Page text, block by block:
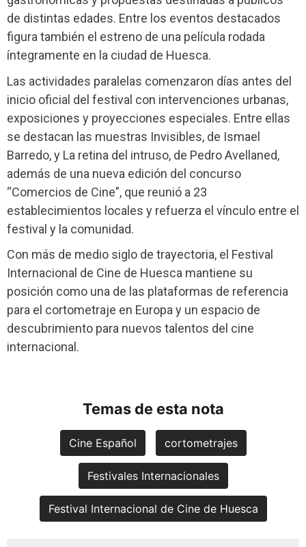
de distintas edades. Entre los eventos destacados
figura también el estreno de una película rodada
íntegramente en la ciudad de Huesca.
Las actividades paralelas comenzaron días antes del
inicio oficial del festival con intervenciones urbanas,
exposiciones y proyecciones especiales. Entre ellas
se destacan las muestras Invisibles, de Ismael
Barredo, y La retina del intruso, de Pedro Avellaned,
además de una nueva edición del concurso
“Comercios de Cine”, que reunió a 23
establecimientos locales y refuerza el vínculo entre el
festival y la comunidad.
Con más de medio siglo de trayectoria, el Festival
Internacional de Cine de Huesca mantiene su
posición como una de las plataformas de referencia
para el cortometraje en Europa y un espacio de
descubrimiento para nuevos talentos del cine
internacional.
Temas de esta nota
Cine Español cortometrajes
Festivales Internacionales
Festival Internacional de Cine de Huesca